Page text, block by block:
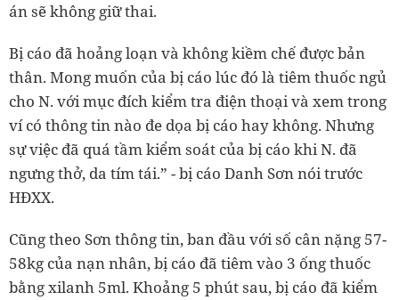
án sẽ không giữ thai.
Bị cáo đã hoảng loạn và không kiềm chế được bản
thân. Mong muốn của bị cáo lúc đó là tiêm thuốc ngủ
cho N. với mục đích kiểm tra điện thoại và xem trong
ví có thông tin nào đe dọa bị cáo hay không. Nhưng
sự việc đã quá tầm kiểm soát của bị cáo khi N. đã
ngưng thở, da tím tái.” -bị cáo Danh Sơn nói trước
HĐXX.
Cũng theo Sơn thông tin, ban đầu với số cân nặng 57-
58kg của nạn nhân, bị cáo đã tiêm vào 3 ống thuốc
bằng xilanh 5ml. Khoảng 5 phút sau, bị cáo đã kiểm